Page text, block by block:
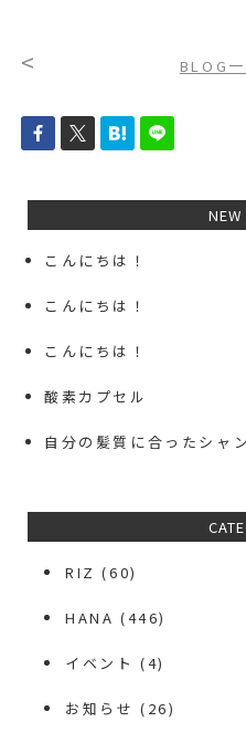
< BLOG
こんにちは！
こんにちは！
こんにちは！
酸素カプセル
自分の髪質に合ったシャ
RIZ (60)
HANA (446)
イベント (4)
お知らせ (26)